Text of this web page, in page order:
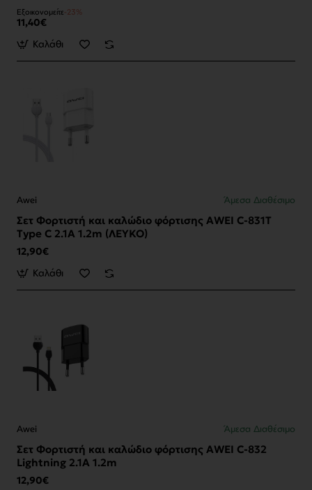
Εξοικονομείτε -23%
11,40€
Καλάθι
Awei Άμεσα Διαθέσιμο
Σετ Φορτιστή και καλώδιο φόρτισης AWEI C-831Τ
Type C 2.1A 1.2m (ΛΕΥΚΟ)
12,90€
Καλάθι
Awei Άμεσα Διαθέσιμο
Σετ Φορτιστή και καλώδιο φόρτισης AWEI C-832
Lightning 2.1A 1.2m
12,90€